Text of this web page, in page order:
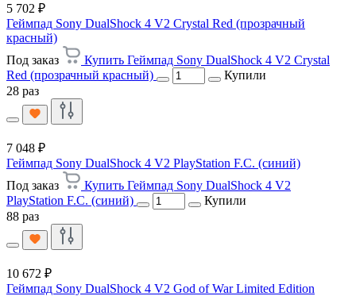
5 702 ₽
Геймпад Sony DualShock 4 V2 Crystal Red (прозрачный
красный)
Под заказ
Купить Геймпад Sony DualShock 4 V2 Crystal
Red (прозрачный красный)
Купили
28 раз
7 048 ₽
Геймпад Sony DualShock 4 V2 PlayStation F.C. (синий)
Под заказ
Купить Геймпад Sony DualShock 4 V2
PlayStation F.C. (синий)
Купили
88 раз
10 672 ₽
Геймпад Sony DualShock 4 V2 God of War Limited Edition